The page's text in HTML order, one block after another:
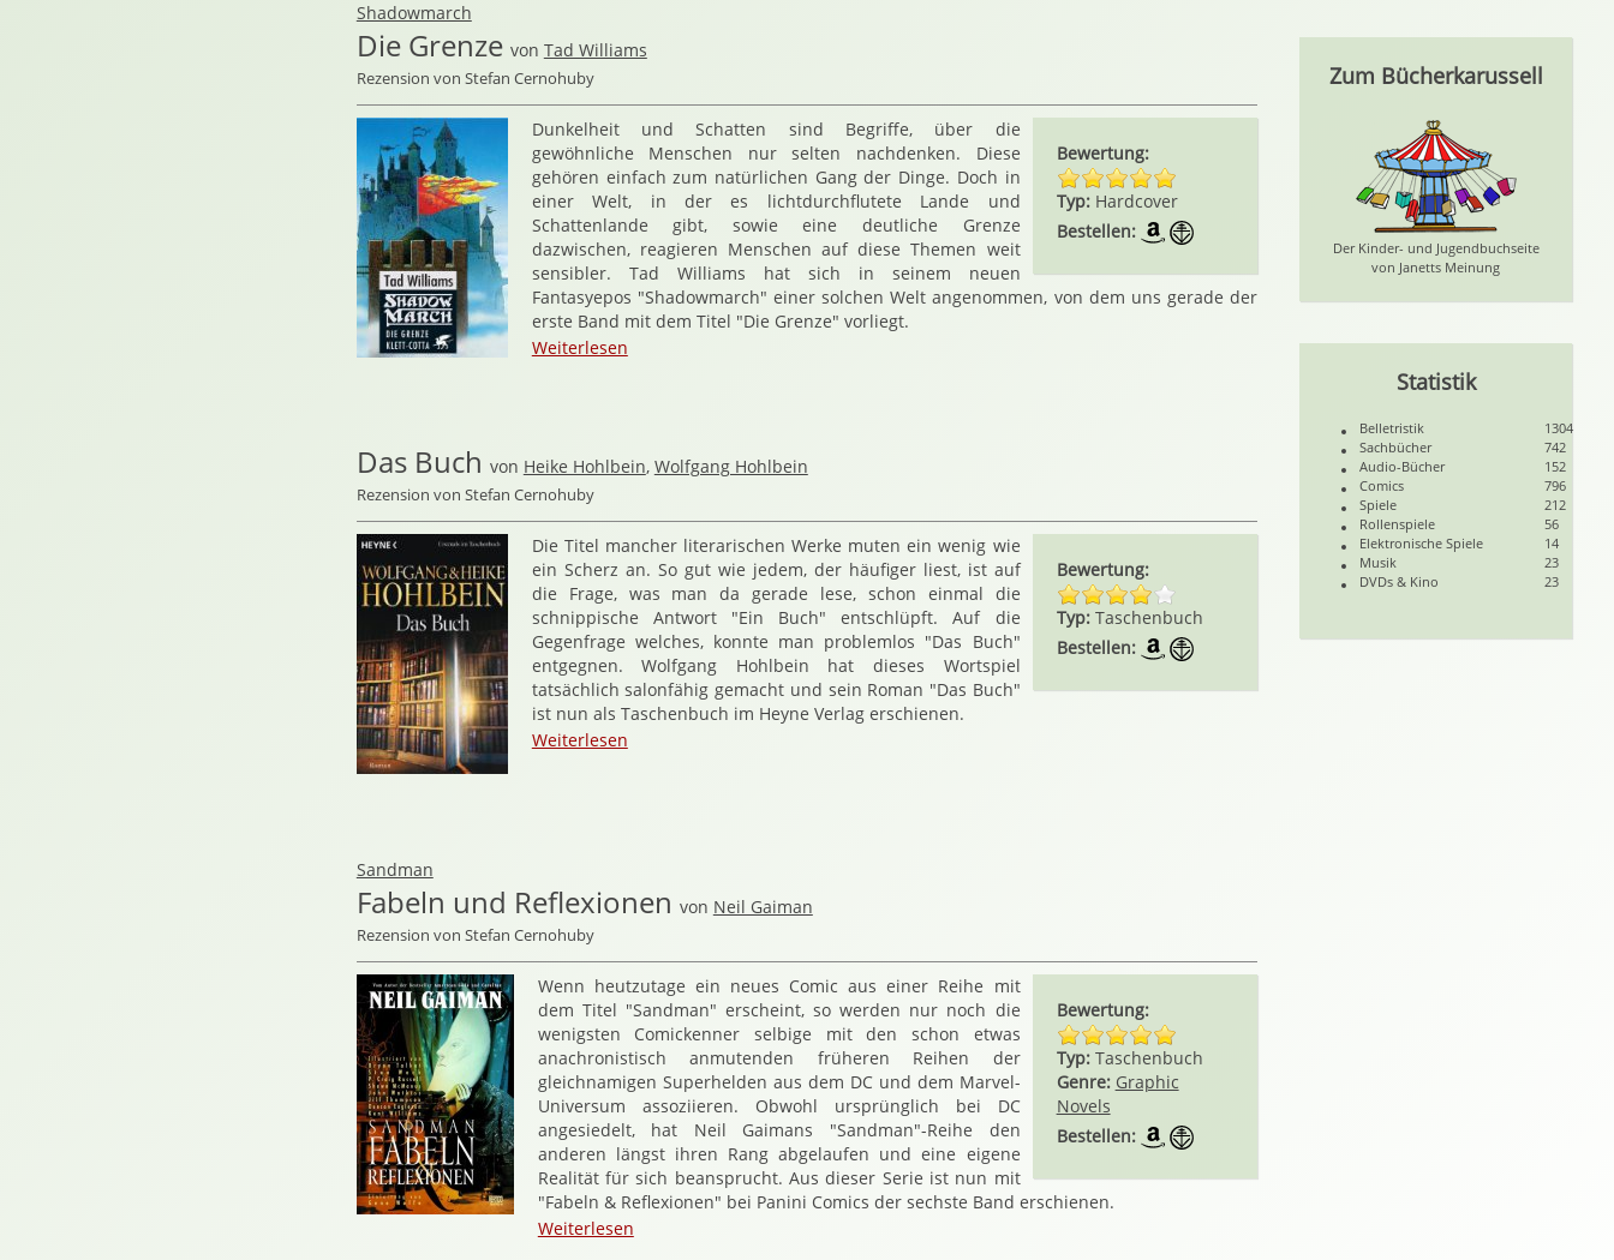
Shadowmarch
Die Grenze von Tad Williams
Rezension von Stefan Cernohuby
Bewertung:
Typ: Hardcover
Bestellen:
Dunkelheit und Schatten sind Begriffe, über die
gewöhnliche Menschen nur selten nachdenken. Diese
gehören einfach zum natürlichen Gang der Dinge. Doch in
einer Welt, in der es lichtdurchflutete Lande und
Schattenlande gibt, sowie eine deutliche Grenze
dazwischen, reagieren Menschen auf diese Themen weit
sensibler. Tad Williams hat sich in seinem neuen
Fantasyepos "Shadowmarch" einer solchen Welt angenommen, von dem uns gerade der
erste Band mit dem Titel "Die Grenze" vorliegt.
Weiterlesen
Das Buch von Heike Hohlbein, Wolfgang Hohlbein
Rezension von Stefan Cernohuby
Bewertung:
Typ: Taschenbuch
Bestellen:
Die Titel mancher literarischen Werke muten ein wenig wie
ein Scherz an. So gut wie jedem, der häufiger liest, ist auf
die Frage, was man da gerade lese, schon einmal die
schnippische Antwort "Ein Buch" entschlüpft. Auf die
Gegenfrage welches, konnte man problemlos "Das Buch"
entgegnen. Wolfgang Hohlbein hat dieses Wortspiel
tatsächlich salonfähig gemacht und sein Roman "Das Buch"
ist nun als Taschenbuch im Heyne Verlag erschienen.
Weiterlesen
Sandman
Fabeln und Reflexionen von Neil Gaiman
Rezension von Stefan Cernohuby
Bewertung:
Typ: Taschenbuch
Genre: Graphic
Novels
Bestellen:
Wenn heutzutage ein neues Comic aus einer Reihe mit
dem Titel "Sandman" erscheint, so werden nur noch die
wenigsten Comickenner selbige mit den schon etwas
anachronistisch anmutenden früheren Reihen der
gleichnamigen Superhelden aus dem DC und dem Marvel-
Universum assoziieren. Obwohl ursprünglich bei DC
angesiedelt, hat Neil Gaimans "Sandman"-Reihe den
anderen längst ihren Rang abgelaufen und eine eigene
Realität für sich beansprucht. Aus dieser Serie ist nun mit
"Fabeln & Reflexionen" bei Panini Comics der sechste Band erschienen.
Weiterlesen
Zum Bücherkarussell
Der Kinder- und Jugendbuchseite
von Janetts Meinung
Statistik
Belletristik
1304
Sachbücher
742
Audio-Bücher
152
Comics
796
Spiele
212
Rollenspiele
56
Elektronische Spiele
14
Musik
23
DVDs & Kino
23